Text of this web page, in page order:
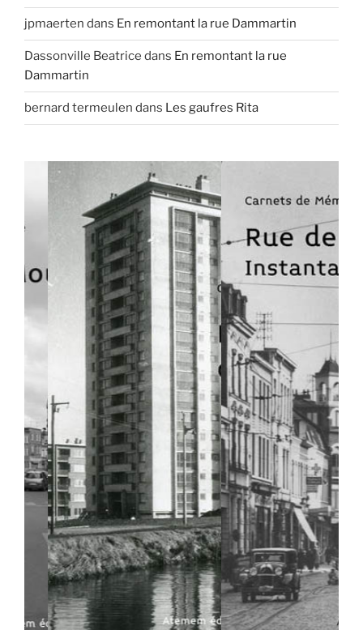
jpmaerten dans En remontant la rue Dammartin
Dassonville Beatrice dans En remontant la rue
Dammartin
bernard termeulen dans Les gaufres Rita